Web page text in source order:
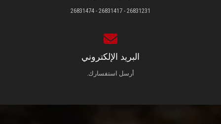
26831231 - 26831417 - 26831474
البريد الإلكتروني
أرسل استفسارك.